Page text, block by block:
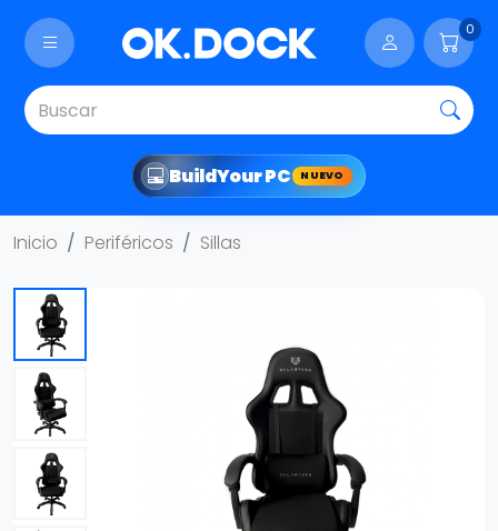
0
BuildYour PC NUEVO
Inicio Periféricos Sillas